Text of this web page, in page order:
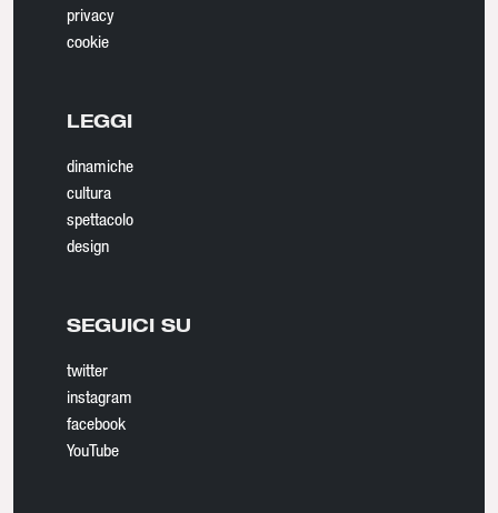
privacy
cookie
LEGGI
dinamiche
cultura
spettacolo
design
SEGUICI SU
twitter
instagram
facebook
YouTube